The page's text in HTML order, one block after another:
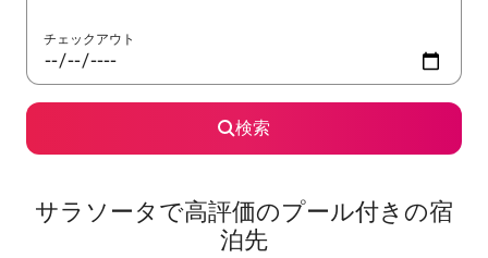
チェックアウト
検索
サラソータで高評価のプール付きの宿
泊先